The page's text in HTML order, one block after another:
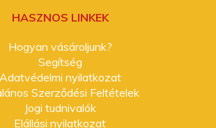
HASZNOS LINKEK
Hogyan vásároljunk?
Segítség
Adatvédelmi nyilatkozat
Szerződési Feltételek
Jogi tudnivalók
Elállási nyilatkozat